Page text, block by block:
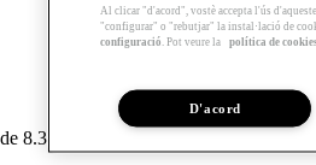
8.30 a 16.30 h / DV de 8.30 a 14 h.
Al clicar "d'acord", vostè accepta l'ús
"configurar" o "rebutjar" la instal·lació de
configuració . Pot veure la política de
D'acord